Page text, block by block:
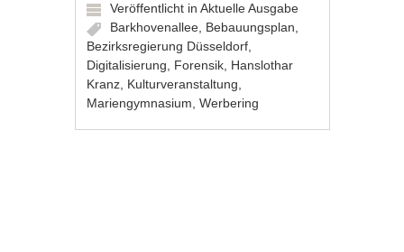
Veröffentlicht inAktuelle Ausgabe
Barkhovenallee Bebauungsplan
Bezirksregierung Düsseldorf
Digitalisierung
Forensik Hanslothar
Kranz Kulturveranstaltung
Mariengymnasium ,Werbering